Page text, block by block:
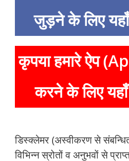
जुड़ने के लिए
कृपया हमारे ऐप
करने के लिए
डिस्क्लेमर (अस्वीकरण से
विभिन्न स्रोतों व अनुभवों से